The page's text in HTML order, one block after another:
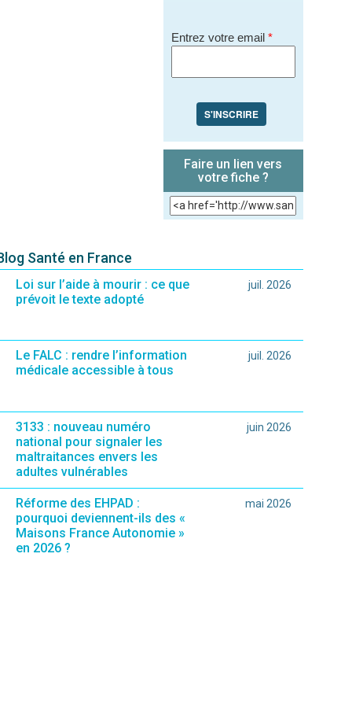
Entrez votre email *
S'INSCRIRE
Faire un lien vers
votre fiche ?
Santé en France
Loi sur l’aide à mourir : ce que
prévoit le texte adopté
juil. 2026
Le FALC : rendre l’information
médicale accessible à tous
juil. 2026
3133 : nouveau numéro
national pour signaler les
maltraitances envers les
adultes vulnérables
juin 2026
Réforme des EHPAD :
pourquoi deviennent-ils des «
Maisons France Autonomie »
en 2026 ?
mai 2026